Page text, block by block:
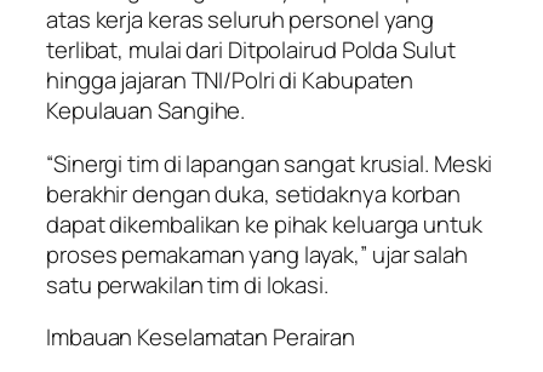
atas kerja keras seluruh personel yang
terlibat, mulai dari Ditpolairud Polda Sulut
hingga jajaran TNI/Polri di Kabupaten
Kepulauan Sangihe.
“Sinergi tim di lapangan sangat krusial. Meski
berakhir dengan duka, setidaknya korban
dapat dikembalikan ke pihak keluarga untuk
proses pemakaman yang layak,” ujar salah
satu perwakilan tim di lokasi.
Imbauan Keselamatan Perairan